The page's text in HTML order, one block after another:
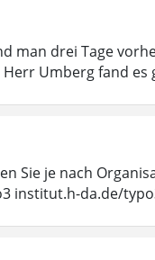
man drei Tage
Umberg fand es
Sie je nach
institut.h-da.de/